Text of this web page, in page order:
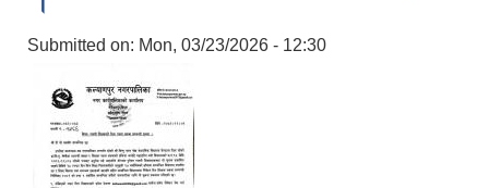
Submitted on: Mon, 03/23/2026 - 12:30